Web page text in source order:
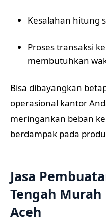
Kesalahan hitung
Proses transaksi
membutuhkan
Bisa dibayangkan
operasional kantor
meringankan beban
berdampak pada
Jasa
Tengah
Aceh